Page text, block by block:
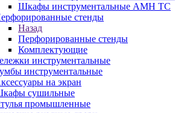
Шкафы инструментальные AMH TC
стенды
Назад
Перфорированные стенды
Комплектующие
инструментальные
инструментальные
на экран
сушильные
промышленные